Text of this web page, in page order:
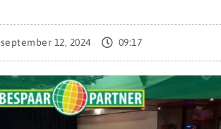
september 12, 2024 09:17